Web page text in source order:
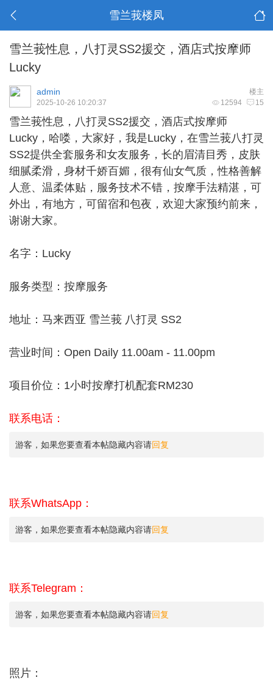
雪兰莪楼凤
雪兰莪性息，八打灵SS2援交，酒店式按摩师
Lucky
楼主
admin
12594 15
2025-10-26 10:20:37
雪兰莪性息 ，八打灵SS2援交，酒店式按摩师
Lucky，哈喽，大家好，我是Lucky，在雪兰莪八打灵
SS2提供全套服务和女友服务，长的眉清目秀，皮肤
细腻柔滑，身材千娇百媚，很有仙女气质，性格善解
人意、温柔体贴，服务技术不错，按摩手法精湛，可
外出，有地方，可留宿和包夜，欢迎大家预约前来，
谢谢大家。
名字：Lucky
服务类型：按摩服务
地址：马来西亚 雪兰莪 八打灵 SS2
营业时间：Open Daily 11.00am - 11.00pm
项目价位：1小时按摩打机配套RM230
联系电话：
游客，如果您要查看本帖隐藏内容请回复
联系WhatsApp：
游客，如果您要查看本帖隐藏内容请回复
联系Telegram：
游客，如果您要查看本帖隐藏内容请回复
照片：